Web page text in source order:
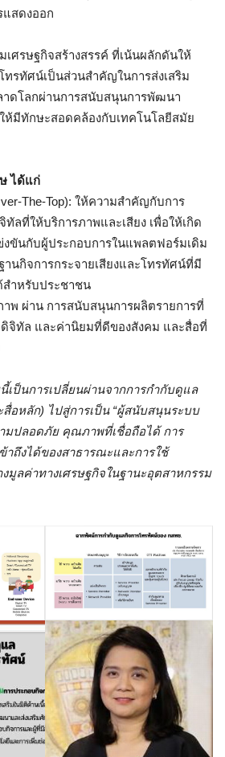
แสดงออก
เศรษฐกิจสร้างสรรค์ ที่เน้นผลักดันให้
ทรทัศน์เป็นส่วนสำคัญในการส่งเสริม
าดโลกผ่านการสนับสนุนการพัฒนา
ห้มีทักษะสอดคล้องกับเทคโนโลยีสมัย
ได้แก่
The-Top): ให้ความสำคัญกับการ
ลที่ให้บริการภาพและเสียง เพื่อให้เกิด
งขันกับผู้ประกอบการในแพลตฟอร์มเดิม
านกิจการกระจายเสียงและโทรทัศน์ที่มี
สำหรับประชาชน
าพ ผ่าน การสนับสนุนการผลิตรายการที่
ดิจิทัล และค่านิยมที่ดีของสังคม และสื่อที่
ป็นการเปลี่ยนผ่านจากการกำกับดูแล
สื่อหลัก) ไปสู่การเป็น “ผู้สนับสนุนระบบ
มปลอดภัย คุณภาพที่เชื่อถือได้ การ
าถึงได้ของสาธารณะและการใช้
มูลค่าทางเศรษฐกิจในฐานะอุตสาหกรรม